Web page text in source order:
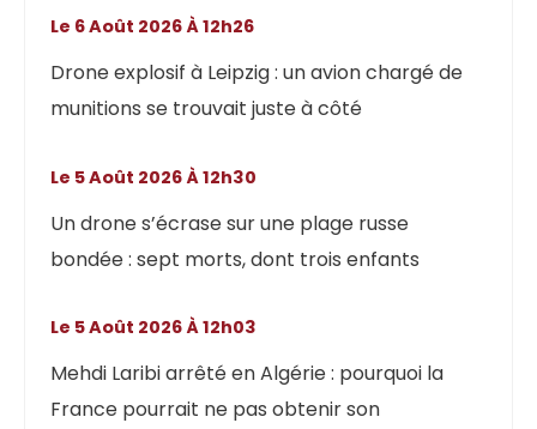
Drone explosif à Leipzig : un avion chargé de
munitions se trouvait juste à côté
Le 6 Août 2026 À 12h26
Un drone s’écrase sur une plage russe
bondée : sept morts, dont trois enfants
Le 5 Août 2026 À 12h30
Mehdi Laribi arrêté en Algérie : pourquoi la
France pourrait ne pas obtenir son
Le 5 Août 2026 À 12h03